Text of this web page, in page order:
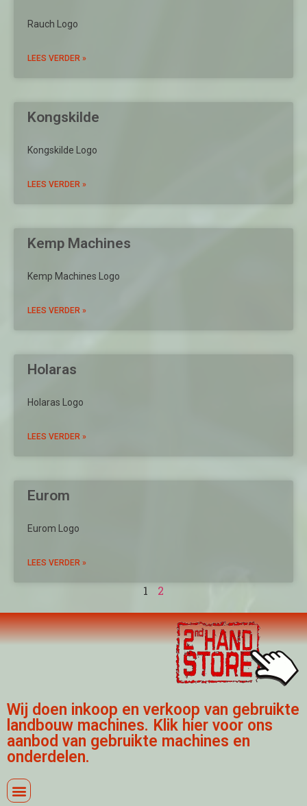
Rauch Logo
LEES VERDER »
Kongskilde
Kongskilde Logo
LEES VERDER »
Kemp Machines
Kemp Machines Logo
LEES VERDER »
Holaras
Holaras Logo
LEES VERDER »
Eurom
Eurom Logo
LEES VERDER »
1 2
Wij doen inkoop en verkoop van gebruikte
landbouw machines. Klik hier voor ons
aanbod van gebruikte machines en
onderdelen.